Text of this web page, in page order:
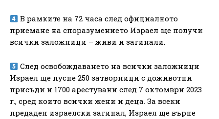
В рамките на 72 часа след официалното
приемане на споразумението Израел ще получи
всички заложници – живи и загинали.
След освобождаването на всички заложници
Израел ще пусне 250 затворници с доживотни
присъди и 1700 арестувани след 7 октомври 2023
г., сред които всички жени и деца. За всеки
предаден израелски загинал, Израел ще върне